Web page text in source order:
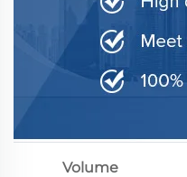
Volume